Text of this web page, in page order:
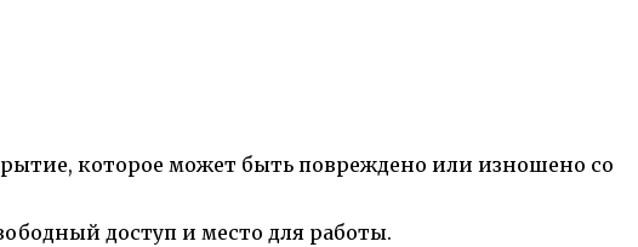
которое может быть повреждено или изношено со
доступ и место для работы.